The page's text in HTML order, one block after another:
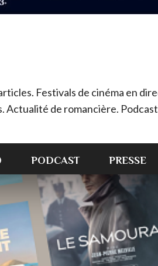
Festivals de cinéma en
Actualité de romancière.
PODCAST PRESSE